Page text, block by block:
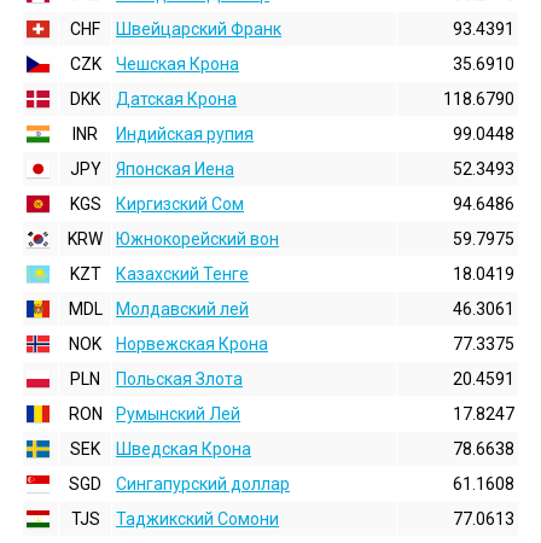
CHF
Швейцарский Франк
93.4391
CZK
Чешская Крона
35.6910
DKK
Датская Крона
118.6790
INR
Индийская pупия
99.0448
JPY
Японская Иена
52.3493
KGS
Киргизский Сом
94.6486
KRW
Южнокорейский вон
59.7975
KZT
Казахский Тенге
18.0419
MDL
Молдавский лей
46.3061
NOK
Норвежская Крона
77.3375
PLN
Польская Злота
20.4591
RON
Румынский Лей
17.8247
SEK
Шведская Крона
78.6638
SGD
Сингапурский доллар
61.1608
TJS
Таджикский Сомони
77.0613